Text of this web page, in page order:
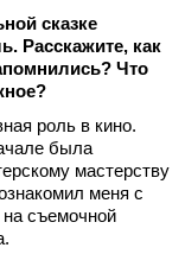
сказке
Расскажите, как
Что
роль в кино.
была
мастерству
меня с
съемочной